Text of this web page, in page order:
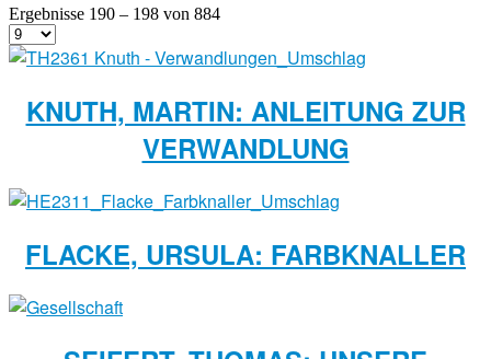
Ergebnisse 190 – 198 von 884
KNUTH, MARTIN: ANLEITUNG ZUR
VERWANDLUNG
FLACKE, URSULA: FARBKNALLER